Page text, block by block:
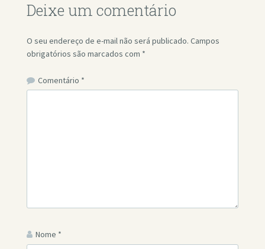
Deixe um comentário
O seu endereço de e-mail não será publicado. Campos
obrigatórios são marcados com *
Comentário *
Nome *